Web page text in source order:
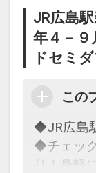
・2024
・2025年
（地下駐
00以降の
連絡くだ
設定期間
月31日
インター
JR広島
年４－
ドセミ
この
◆JR広島
◆チェッ
り！身軽